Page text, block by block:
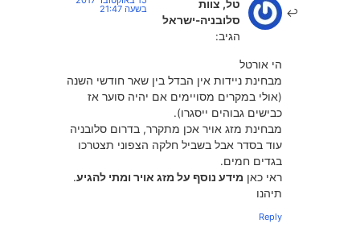
טל, צוות
סלובניה-ישראל
הגיב:
בשעה 21:47
הי אורטל
מבחינת ניידות אין הבדל בין שאר חודשי השנה
(אולי במקרים מסויימים אם יהיה סוער אז
כבישים גבוהים ייסגרו).
מבחינת מזג אויר אכן מתקרר, בדרום סלובניה
עוד בסדר אבל בשביל חלקה הצפוני תצטרכו
בגדים חמים.
ראי כאן מידע נוסף על מזג אויר ומתי להגיע.
תיהנו
Reply